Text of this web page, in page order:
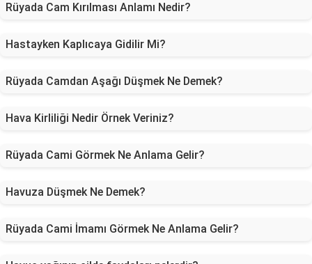
Rüyada Cam Kırılması Anlamı Nedir?
Hastayken Kaplıcaya Gidilir Mi?
Rüyada Camdan Aşağı Düşmek Ne Demek?
Hava Kirliliği Nedir Örnek Veriniz?
Rüyada Cami Görmek Ne Anlama Gelir?
Havuza Düşmek Ne Demek?
Rüyada Cami İmamı Görmek Ne Anlama Gelir?